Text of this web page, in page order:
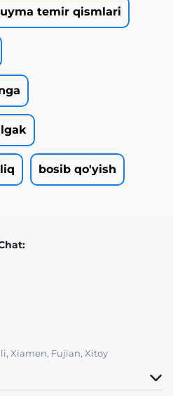
temir qismlari
bosib qo'yish
Xiamen, Fujian, Xitoy